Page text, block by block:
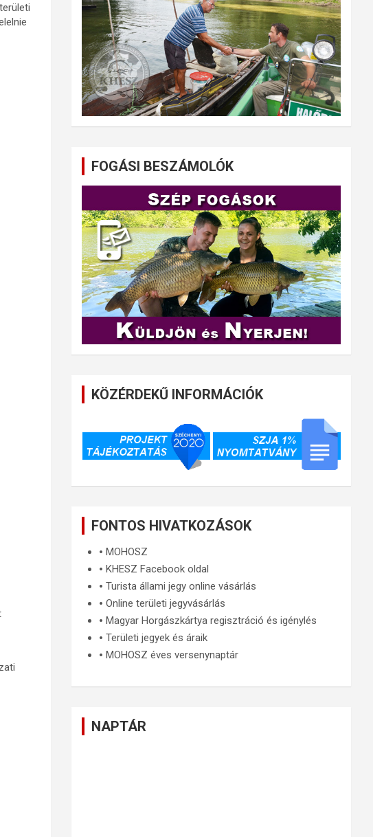
FOGÁSI BESZÁMOLÓK
KÖZÉRDEKŰ INFORMÁCIÓK
FONTOS HIVATKOZÁSOK
🞄MOHOSZ
🞄KHESZ Facebook oldal
🞄Turista állami jegy online vásárlás
🞄Online területi jegyvásárlás
🞄Magyar Horgászkártya regisztráció és igénylés
🞄Területi jegyek és áraik
🞄MOHOSZ éves versenynaptár
NAPTÁR